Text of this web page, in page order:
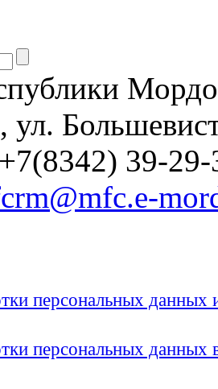
ул.
39-29-
персональных
персональных